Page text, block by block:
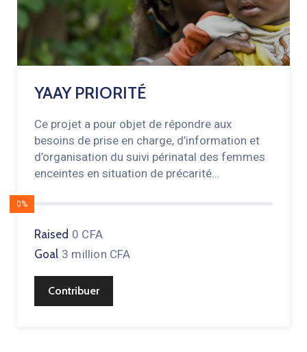
YAAY PRIORITÉ
Ce projet a pour objet de répondre aux
besoins de prise en charge, d’information et
d’organisation du suivi périnatal des femmes
enceintes en situation de précarité...
0%
Raised 0 CFA
Goal 3 million CFA
Contribuer